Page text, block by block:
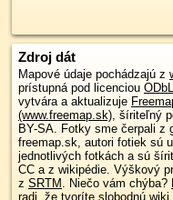
Zdroj dát
Mapové údaje pochádzajú z
prístupná pod licenciou ODbL
vytvára a aktualizuje
(www.freemap.sk), šíriteľný
BY-SA. Fotky sme čerpali z
freemap.sk, autori fotiek sú
jednotlivých fotkách a sú
CC a z wikipédie. Výškový
z SRTM . Niečo vám chýba?
radi, že tvoríte slobodnú wiki